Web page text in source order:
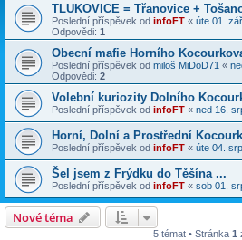
TLUKOVICE = Třanovice +
Poslední příspěvek od infoFT « úte 01.
Odpovědi: 1
Obecní mafie Horního
Poslední příspěvek od miloš MiDoD71 «
Odpovědi: 2
Volební kuriozity Dolního
Poslední příspěvek od infoFT « ned 16.
Horní, Dolní a Prostřední
Poslední příspěvek od infoFT « úte 04.
Šel jsem z Frýdku do Těšína ...
Poslední příspěvek od infoFT « sob 01.
Nové téma
5 témat • Stránka 1